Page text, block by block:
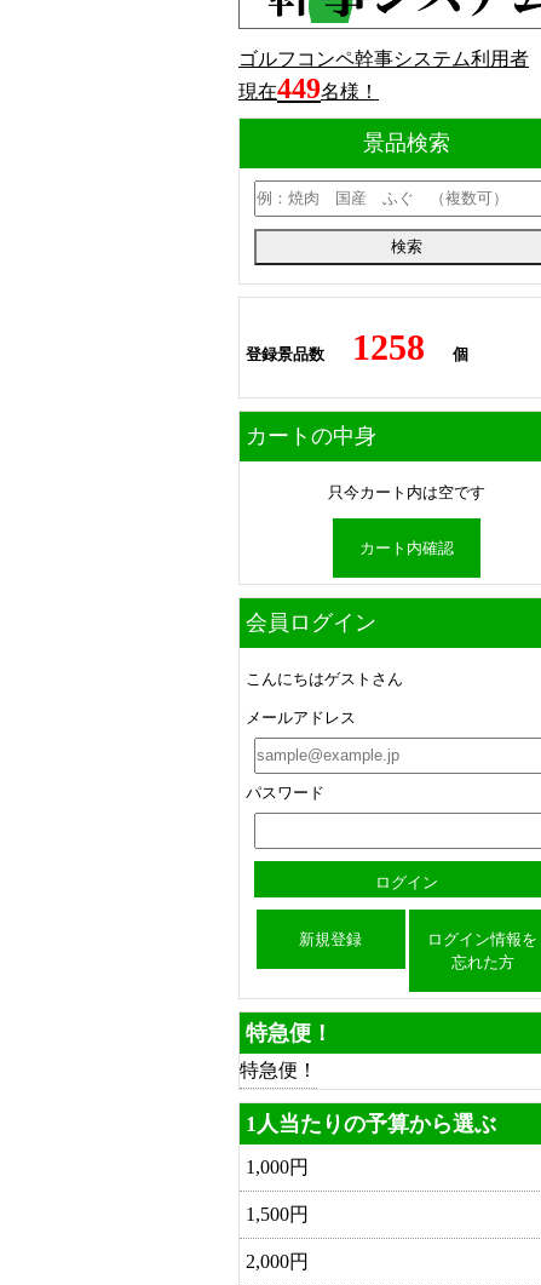
ゴルフコンペ幹事システム利用者
現在449名様！
景品検索
登録景品数 1258 個
カートの中身
只今カート内は空です
カート内確認
会員ログイン
こんにちはゲストさん
メールアドレス
パスワード
新規登録
ログイン情報を
忘れた方
特急便！
特急便！
1人当たりの予算から選ぶ
1,000円
1,500円
2,000円